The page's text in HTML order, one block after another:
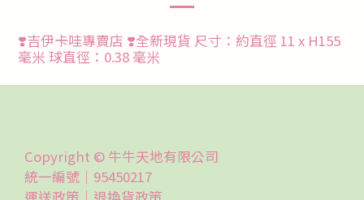
❣️吉伊卡哇專賣店 ❣️全新現貨 尺寸：約直徑 11 x H155
毫米 球直徑：0.38 毫米
Copyright © 牛牛天地有限公司
統一編號｜95450217